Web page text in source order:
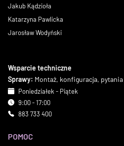
Jakub Kądzioła
Katarzyna Pawlicka
Jarosław Wodyński
Wsparcie techniczne
Sprawy: Montaż, konfiguracja,
Poniedziałek - Piątek
9:00 - 17:00
883 733 400
POMOC